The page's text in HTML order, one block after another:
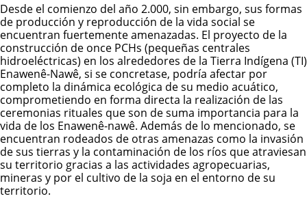
Desde el comienzo del año 2.000, sin embargo, sus formas
de producción y reproducción de la vida social se
encuentran fuertemente amenazadas. El proyecto de la
construcción de once PCHs (pequeñas centrales
hidroeléctricas) en los alrededores de la Tierra Indígena (TI)
Enawenê-Nawê, si se concretase, podría afectar por
completo la dinámica ecológica de su medio acuático,
comprometiendo en forma directa la realización de las
ceremonias rituales que son de suma importancia para la
vida de los Enawenê-nawê. Además de lo mencionado, se
encuentran rodeados de otras amenazas como la invasión
de sus tierras y la contaminación de los ríos que atraviesan
su territorio gracias a las actividades agropecuarias,
mineras y por el cultivo de la soja en el entorno de su
territorio.